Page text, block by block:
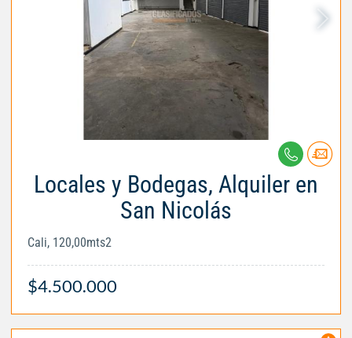
Locales y Bodegas, Alquiler en
San Nicolás
Cali, 120,00mts2
$4.500.000